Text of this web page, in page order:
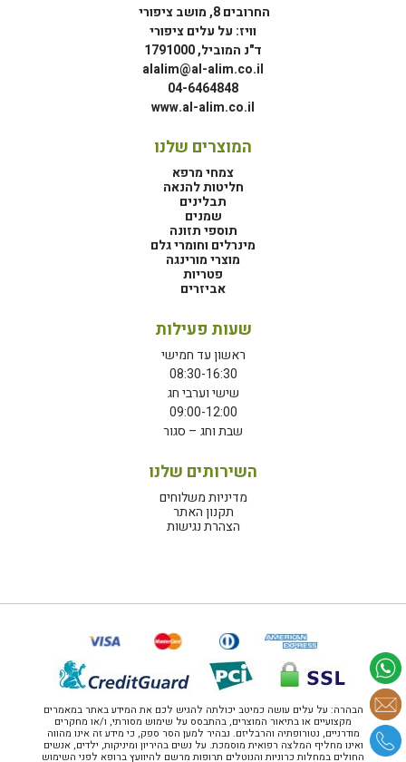
החרובים 8, מושב ציפורי
וויז: על עלים ציפורי
ד"נ המוביל, 1791000
alalim@al-alim.co.il
04-6464848
www.al-alim.co.il
המוצרים שלנו
צמחי מרפא
חליטות להנאה
תבלינים
שמנים
תוספי תזונה
מינרלים וחומרי גלם
מוצרי מורינגה
פטריות
אביזרים
שעות פעילות
ראשון עד חמישי
08:30-16:30
שישי וערבי חג
09:00-12:00
שבת וחג – סגור
השירותים שלנו
מדיניות משלוחים
תקנון האתר
הצהרת נגישות
הבהרה: על עלים עושה כמיטב יכולתה להגיש לכם את המידע באתר במאמרים
מקצועיים או בתיאור המוצרים, בהתבסס על שימוש מסורתי, ו/או מחקרים
מודרניים, נטורופתיה והרבליזם. נבהיר למען הסר ספק, כי מידע זה אינו מהווה
ואינו מחליף המלצה רפואית מוסמכת. על נשים בהיריון ומיניקות, ילדים, אנשים
החולים במחלות כרוניות והנוטלים תרופות מרשם להיוועץ ברופא לפני השימוש